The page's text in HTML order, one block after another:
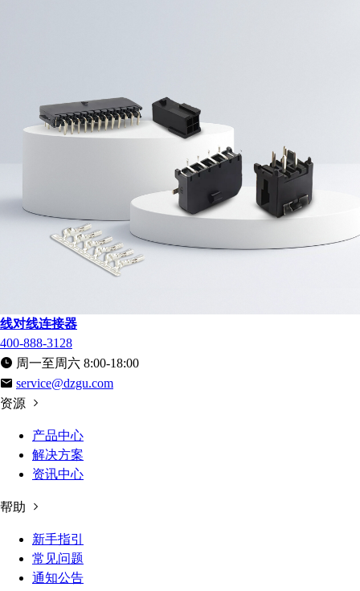
线对线连接器
400-888-3128
周一至周六 8:00-18:00
service@dzgu.com
资源
产品中心
解决方案
资讯中心
帮助
新手指引
常见问题
通知公告